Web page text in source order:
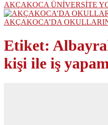
AKÇAKOCA ÜNİVERSİTE
AKÇAKOCA’DA
Etiket:
kişi ile iş